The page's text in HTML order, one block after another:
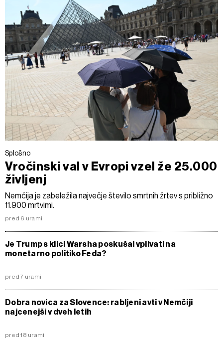
Splošno
Vročinski val v Evropi vzel že 25.000
življenj
Nemčija je zabeležila največje število smrtnih žrtev s približno
11.900 mrtvimi.
pred 6 urami
Je Trump s klici Warsha poskušal vplivati na
monetarno politiko Feda?
pred 7 urami
Dobra novica za Slovence: rabljeni avti v Nemčiji
najcenejši v dveh letih
pred 18 urami